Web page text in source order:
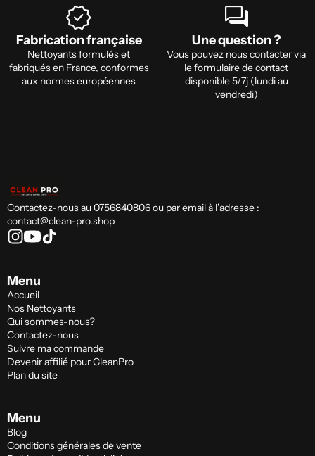
verified
Fabrication française
Nettoyants formulés et
fabriqués en France, conformes
aux normes européennes
forum
Une question ?
Vous pouvez nous contacter via
le formulaire de contact
disponible 5/7j (lundi au
vendredi)
Contactez-nous au 0756840806 ou par email à l’adresse :
contact@clean-pro.shop
Menu
Accueil
Nos Nettoyants
Qui sommes-nous?
Contactez-nous
Suivre ma commande
Devenir affilié pour CleanPro
Plan du site
Menu
Blog
Conditions générales de vente